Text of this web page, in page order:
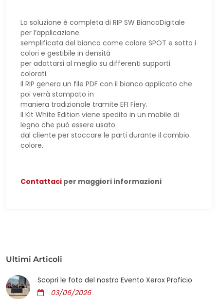
La soluzione è completa di RIP SW BiancoDigitale
per l’applicazione
semplificata del bianco come colore SPOT e sotto i
colori e gestibile in densità
per adattarsi al meglio su differenti supporti
colorati.
Il RIP genera un file PDF con il bianco applicato che
poi verrà stampato in
maniera tradizionale tramite EFI Fiery.
Il Kit White Edition viene spedito in un mobile di
legno che può essere usato
dal cliente per stoccare le parti durante il cambio
colore.
Contattaci per maggiori informazioni
Ultimi Articoli
Scopri le foto del nostro Evento Xerox Proficio
03/06/2026